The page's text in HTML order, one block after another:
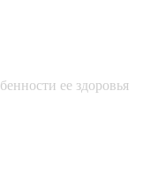
ее здоровья